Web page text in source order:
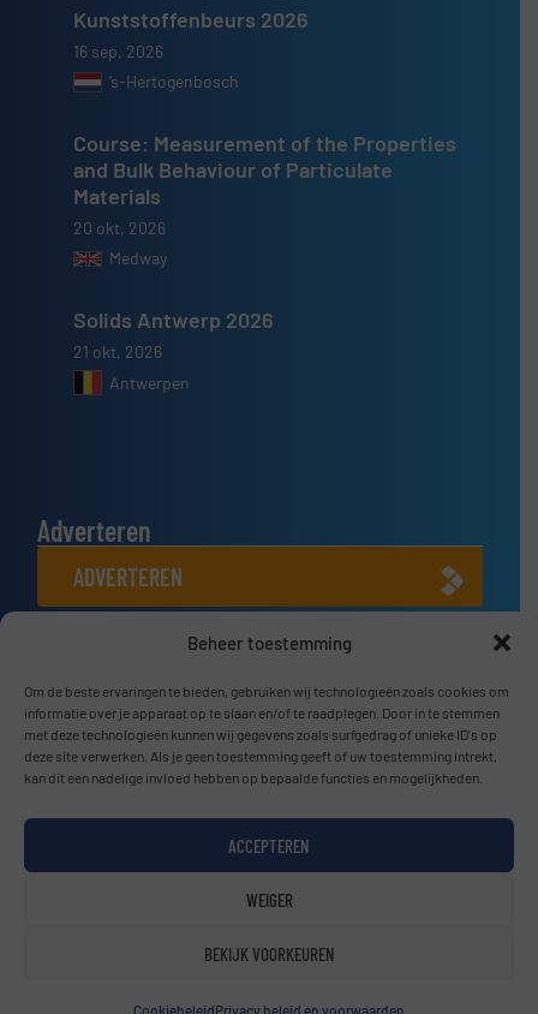
Beheer toestemming
Om de beste ervaringen te bieden, gebruiken wij technologieën zoals cookies om
informatie over je apparaat op te slaan en/of te raadplegen. Door in te stemmen
met deze technologieën kunnen wij gegevens zoals surfgedrag of unieke ID's op
deze site verwerken. Als je geen toestemming geeft of uw toestemming intrekt,
kan dit een nadelige invloed hebben op bepaalde functies en mogelijkheden.
ACCEPTEREN
WEIGER
BEKIJK VOORKEUREN
CookiebeleidPrivacy beleid en voorwaarden
Kunststoffenbeurs 2026
16 sep, 2026
’s-Hertogenbosch
Course: Measurement of the Properties
and Bulk Behaviour of Particulate
Materials
20 okt, 2026
Medway
Solids Antwerp 2026
21 okt, 2026
Antwerpen
Adverteren
ADVERTEREN
Connect met ons
LINKEDIN
SCHRIJF JE NU IN
Privacy beleid & Algemene Voorwaarden